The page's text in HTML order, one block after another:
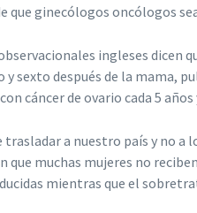
que ginecólogos oncólogos
ingleses dicen
sexto después de la mama,
cáncer de ovario cada 5
trasladar a nuestro país y no
que muchas mujeres no
mientras que el